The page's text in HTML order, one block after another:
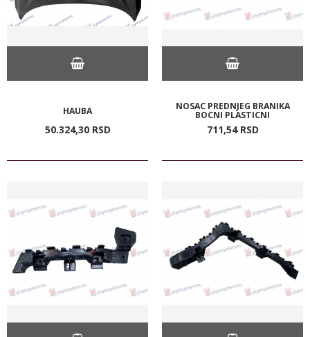
HAUBA
50.324,30 RSD
NOSAC PREDNJEG BRANIKA
BOCNI PLASTICNI
711,54 RSD